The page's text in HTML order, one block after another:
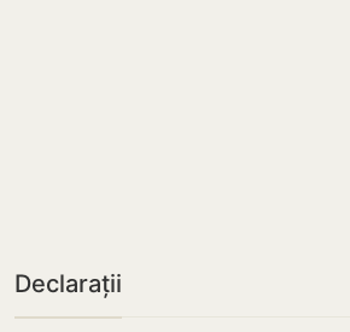
Declarații